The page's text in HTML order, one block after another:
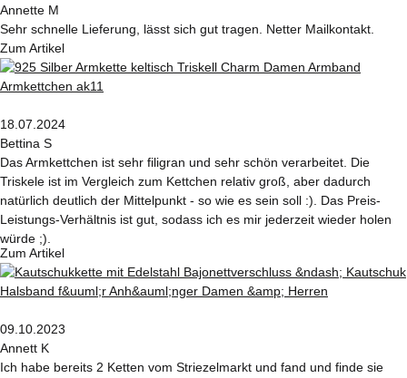
Annette M
Sehr schnelle Lieferung, lässt sich gut tragen. Netter Mailkontakt.
Zum Artikel
18.07.2024
Bettina S
Das Armkettchen ist sehr filigran und sehr schön verarbeitet. Die
Triskele ist im Vergleich zum Kettchen relativ groß, aber dadurch
natürlich deutlich der Mittelpunkt - so wie es sein soll :). Das Preis-
Leistungs-Verhältnis ist gut, sodass ich es mir jederzeit wieder holen
würde ;).
Zum Artikel
09.10.2023
Annett K
Ich habe bereits 2 Ketten vom Striezelmarkt und fand und finde sie